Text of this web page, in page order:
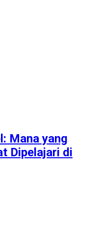
Mana yang
Dipelajari di